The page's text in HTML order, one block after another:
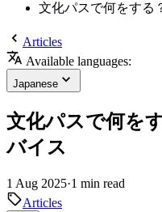
文化パスで何をする
Articles
Available languages:
Japanese
文化パスで何を
バイス
1 Aug 2025·1 min read
Articles